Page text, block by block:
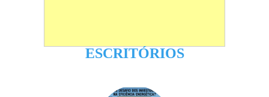
ESCRITÓRIOS